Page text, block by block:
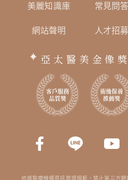
美麗知識庫 常見問答
網站聲明 人才招募
亞太醫美金像
依據醫療機構資訊管理規範，禁止第三方轉